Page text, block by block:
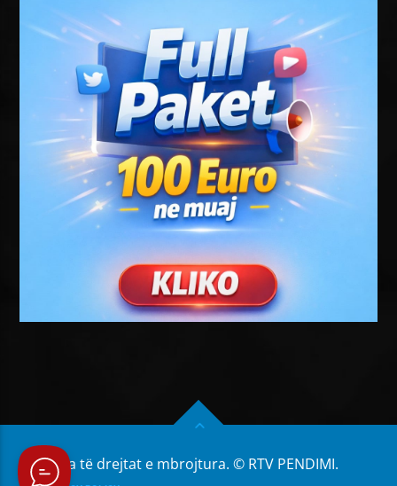
Të gjitha të drejtat e mbrojtura. © RTV PENDIMI.